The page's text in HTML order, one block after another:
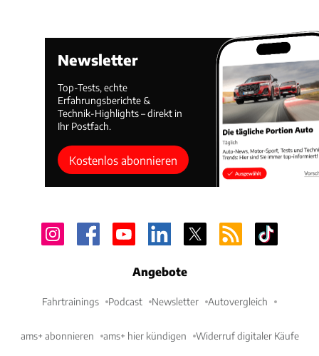
Newsletter
Top-Tests, echte
Erfahrungsberichte &
Technik-Highlights – direkt in
Ihr Postfach.
Kostenlos abonnieren
Angebote
Fahrtrainings Podcast Newsletter Autovergleich
ams+ abonnieren ams+ hier kündigen Widerruf digitaler Käufe